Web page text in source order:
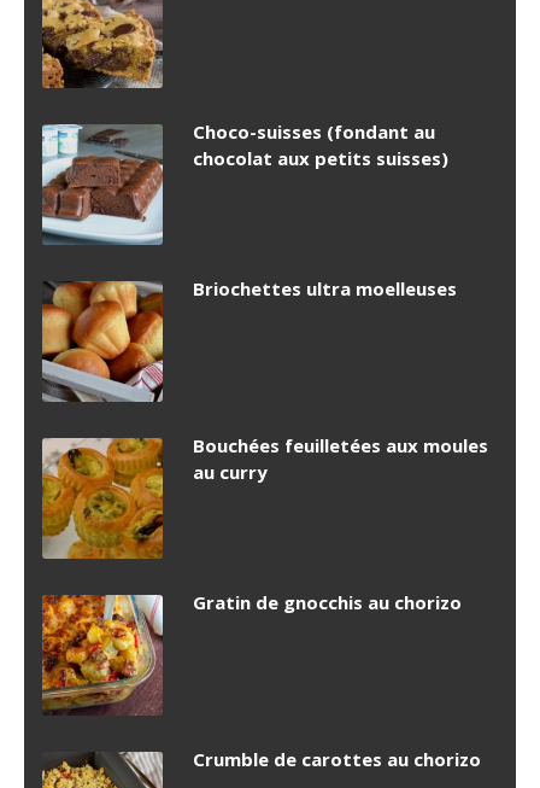
Choco-suisses (fondant au
chocolat aux petits suisses)
Briochettes ultra moelleuses
Bouchées feuilletées aux moules
au curry
Gratin de gnocchis au chorizo
Crumble de carottes au chorizo